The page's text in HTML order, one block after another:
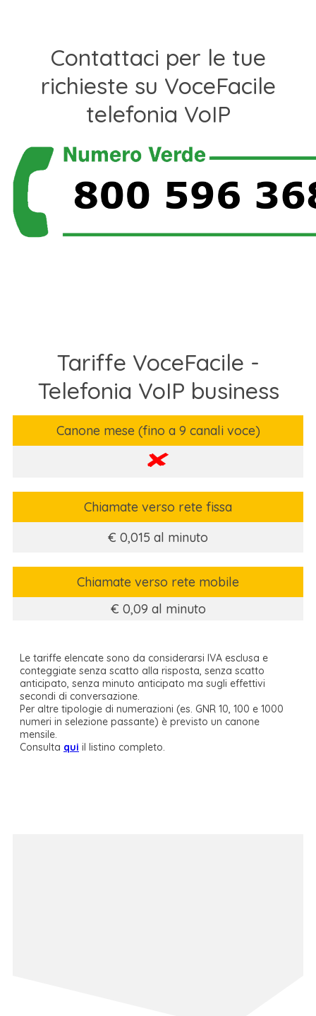
Contattaci per le tue
richieste su VoceFacile
telefonia VoIP
Tariffe VoceFacile -
Telefonia VoIP business
Canone mese (fino a 9 canali voce)
Chiamate verso rete fissa
€ 0,015 al minuto
Chiamate verso rete mobile
€ 0,09 al minuto
Le tariffe elencate sono da considerarsi IVA esclusa e
conteggiate senza scatto alla risposta, senza scatto
anticipato, senza minuto anticipato ma sugli effettivi
secondi di conversazione.
Per altre tipologie di numerazioni (es. GNR 10, 100 e 1000
numeri in selezione passante) è previsto un canone
mensile.
Consulta qui il listino completo.